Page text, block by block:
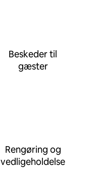
Beskeder til
gæster
Rengøring og
vedligeholdelse